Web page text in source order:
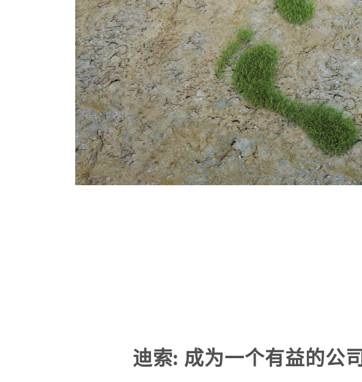
迪索: 成为一个有益的公司​